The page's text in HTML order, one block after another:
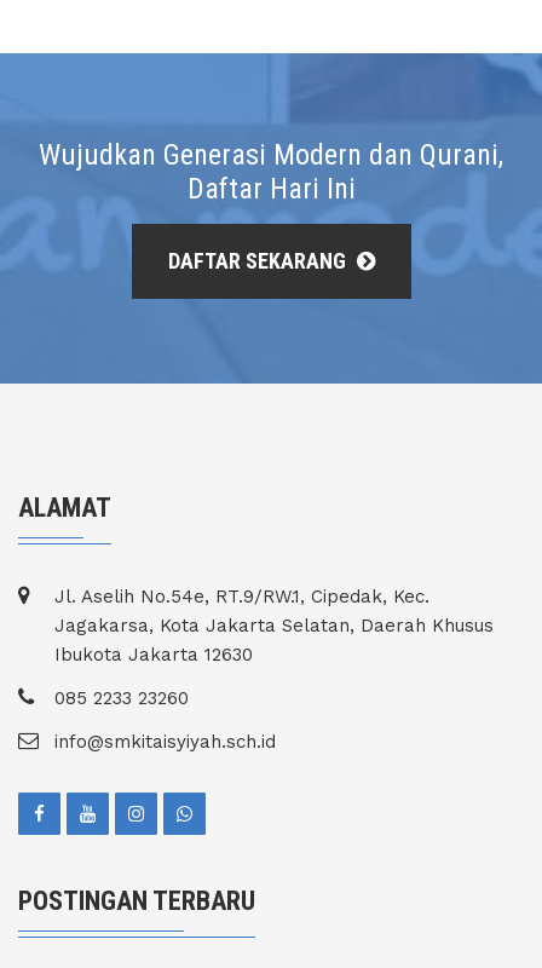
Wujudkan Generasi Modern dan Qurani,
Daftar Hari Ini
DAFTAR SEKARANG
ALAMAT
Jl. Aselih No.54e, RT.9/RW.1, Cipedak, Kec.
Jagakarsa, Kota Jakarta Selatan, Daerah Khusus
Ibukota Jakarta 12630
085 2233 23260
info@smkitaisyiyah.sch.id
POSTINGAN TERBARU